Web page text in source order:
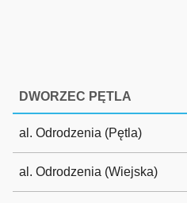
DWORZEC PĘTLA
al. Odrodzenia (Pętla)
al. Odrodzenia (Wiejska)